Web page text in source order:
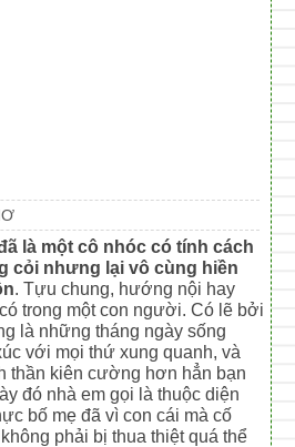
là một cô nhóc có tính cách
cỏi nhưng lại vô cùng hiền
. Tựu chung, hướng nội hay
trong một con người. Có lẽ bởi
là những tháng ngày sống
với mọi thứ xung quanh, và
thần kiên cường hơn hẳn bạn
đó nhà em gọi là thuộc diện
bố mẹ đã vì con cái mà cố
phải bị thua thiệt quá thể